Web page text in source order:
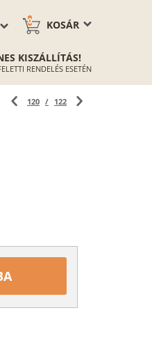
KOSÁR
0
KISZÁLLÍTÁS!
RENDELÉS ESETÉN
120 / 122